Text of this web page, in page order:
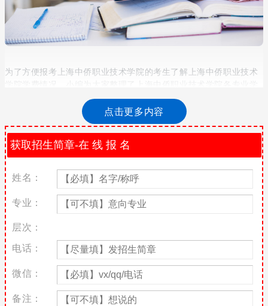
为了方便报考上海中侨职业技术学院的考生了解上海中侨职业技术
上海中侨职业技术学院各专业收费标准
艺术类专业每生每学年15000元【沪发改价督（2015）1号】（艺
术类专业：广告设计与制作、艺术设计（少儿艺术）、室内艺术设
计、数字媒体艺术设计、人物形象设计（影视化妆））。
其它专业每生每学年12000元【沪教委民（2015）4号】
上海中侨职业技术学院奖助政策
我校认真执行国家和上海市相关学生资助规定，被本校录取的家庭
经济困难学生可通过“绿色通道”申请入学，入学后可按规定申请国
家奖学金、国家励志奖学金、上海市奖学金、国家助学金、国家助
学贷款、勤工助学岗位、特殊困难补助和学费减免等。同时，学校
还设立学校奖学金、助学金等。我校承诺：确保被本校录取的学生
不因家庭经济困难而辍学。
点击更多内容
姓名：
专业：
层次：
电话：
微信：
备注：